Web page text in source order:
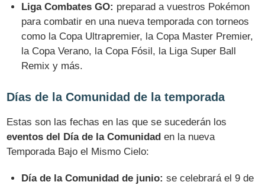
Liga Combates GO: preparad a vuestros Pokémon
para combatir en una nueva temporada con torneos
como la Copa Ultrapremier, la Copa Master Premier,
la Copa Verano, la Copa Fósil, la Liga Super Ball
Remix y más.
Días de la Comunidad de la temporada
Estas son las fechas en las que se sucederán los
eventos del Día de la Comunidad en la nueva
Temporada Bajo el Mismo Cielo:
Día de la Comunidad de junio: se celebrará el 9 de